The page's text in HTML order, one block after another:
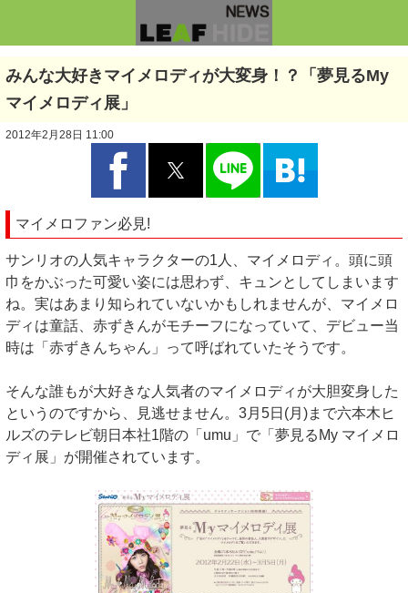
みんな大好きマイメロディが大変身！？「夢見るMy
マイメロディ展」
2012年2月28日 11:00
マイメロファン必見!
サンリオの人気キャラクターの1人、マイメロディ。頭に頭
巾をかぶった可愛い姿には思わず、キュンとしてしまいます
ね。実はあまり知られていないかもしれませんが、マイメロ
ディは童話、赤ずきんがモチーフになっていて、デビュー当
時は「赤ずきんちゃん」って呼ばれていたそうです。
そんな誰もが大好きな人気者のマイメロディが大胆変身した
というのですから、見逃せません。3月5日(月)まで六本木ヒ
ルズのテレビ朝日本社1階の「umu」で「夢見るMy マイメロ
ディ展」が開催されています。